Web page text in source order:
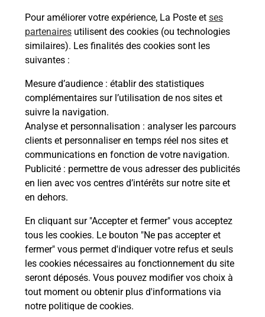
Pour améliorer votre expérience, La Poste et ses
partenaires utilisent des cookies (ou technologies
similaires). Les finalités des cookies sont les
suivantes :
Mesure d’audience : établir des statistiques
complémentaires sur l’utilisation de nos sites et
suivre la navigation.
Analyse et personnalisation : analyser les parcours
clients et personnaliser en temps réel nos sites et
communications en fonction de votre navigation.
Publicité : permettre de vous adresser des publicités
en lien avec vos centres d’intérêts sur notre site et
en dehors.
En cliquant sur "Accepter et fermer" vous acceptez
tous les cookies. Le bouton "Ne pas accepter et
fermer" vous permet d'indiquer votre refus et seuls
les cookies nécessaires au fonctionnement du site
seront déposés. Vous pouvez modifier vos choix à
tout moment ou obtenir plus d'informations via
notre politique de cookies.
Services
En savoir plus
Envoyer un colis
Vous souhaitez envoyer un colis depuis :
TREVOUX (01600) ? Découvrez toutes les
solutions proposées par La Poste.
En savoir plus